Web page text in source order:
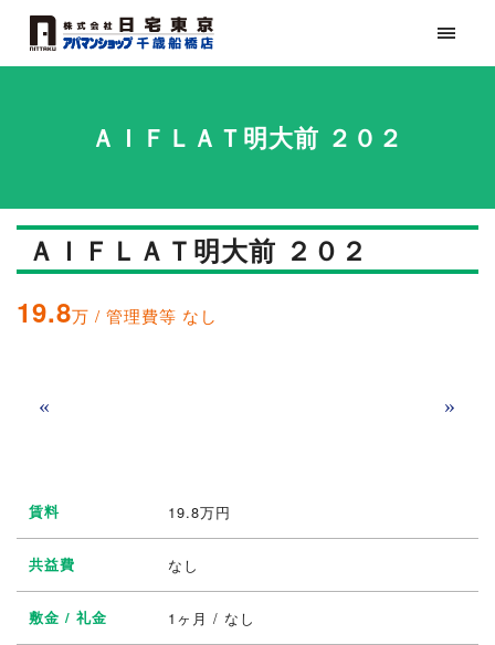
ＡＩＦＬＡＴ明大前 ２０２
ＡＩＦＬＡＴ明大前 ２０２
19.8万 / 管理費等 なし
« »
賃料 19.8万円
共益費 なし
敷金 / 礼金 1ヶ月 / なし